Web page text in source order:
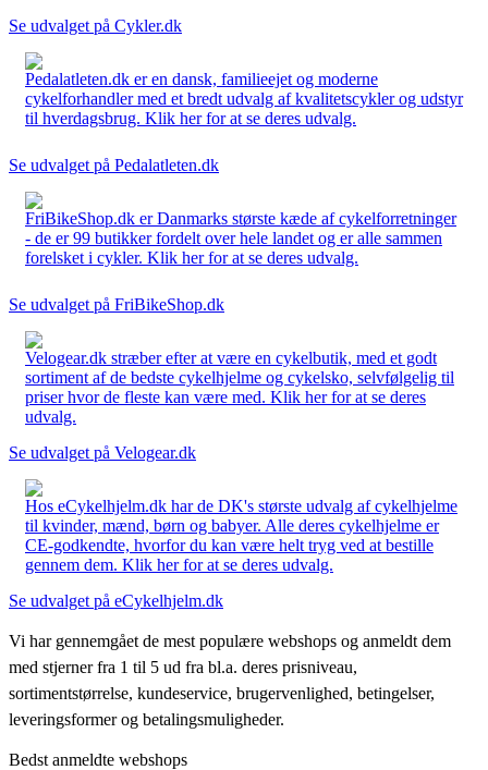
Se udvalget på Cykler.dk
Pedalatleten.dk er en dansk, familieejet og moderne
cykelforhandler med et bredt udvalg af kvalitetscykler og udstyr
til hverdagsbrug. Klik her for at se deres udvalg.
Se udvalget på Pedalatleten.dk
FriBikeShop.dk er Danmarks største kæde af cykelforretninger
- de er 99 butikker fordelt over hele landet og er alle sammen
forelsket i cykler. Klik her for at se deres udvalg.
Se udvalget på FriBikeShop.dk
Velogear.dk stræber efter at være en cykelbutik, med et godt
sortiment af de bedste cykelhjelme og cykelsko, selvfølgelig til
priser hvor de fleste kan være med. Klik her for at se deres
udvalg.
Se udvalget på Velogear.dk
Hos eCykelhjelm.dk har de DK's største udvalg af cykelhjelme
til kvinder, mænd, børn og babyer. Alle deres cykelhjelme er
CE-godkendte, hvorfor du kan være helt tryg ved at bestille
gennem dem. Klik her for at se deres udvalg.
Se udvalget på eCykelhjelm.dk
Vi har gennemgået de mest populære webshops og anmeldt dem
med stjerner fra 1 til 5 ud fra bl.a. deres prisniveau,
sortimentstørrelse, kundeservice, brugervenlighed, betingelser,
leveringsformer og betalingsmuligheder.
Bedst anmeldte webshops